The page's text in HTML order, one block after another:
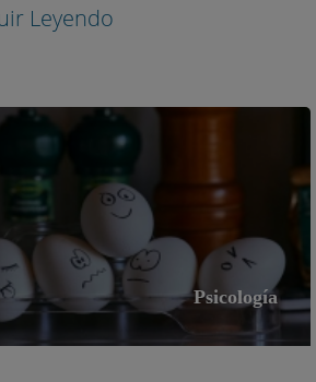
Leyendo
Psicología